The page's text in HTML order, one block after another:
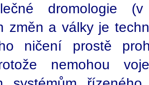
dromologie
změn a války je
ničení prostě
nemohou